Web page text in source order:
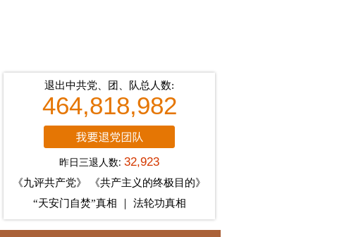
退出中共党、团、队总人数:
464,818,982
昨日三退人数:32,923
《九评共产党》
《共产主义的终极目的》
“天安门自焚”真相
法轮功真相